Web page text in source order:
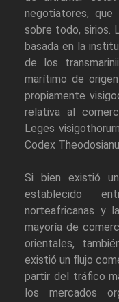
negotiatores,
sobre todo, sirios.
basada en la
de los
marítimo de
propiamente
relativa al
Leges
Codex
Si bien existió
establecido
norteafricanas y
mayoría de
orientales,
existió un flujo
partir del tráfico
los mercados